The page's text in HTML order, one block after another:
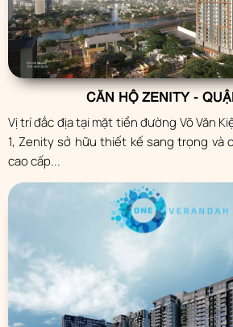
CĂN HỘ ZENITY -
Vị trí đắc địa tại mặt tiền đường Võ Văn
1, Zenity sở hữu thiết kế sang trọng và
cao cấp...